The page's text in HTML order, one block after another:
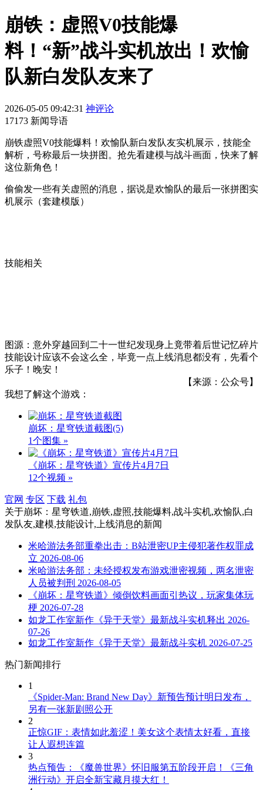
崩铁：虚照V0技能爆
料！“新”战斗实机放出！欢愉
队新白发队友来了
2026-05-05 09:42:31 神评论
17173 新闻导语
崩铁虚照V0技能爆料！欢愉队新白发队友实机展示，技能全
解析，号称最后一块拼图。抢先看建模与战斗画面，快来了解
这位新角色！
偷偷发一些有关虚照的消息，据说是欢愉队的最后一张拼图实
机展示（套建模版）
技能相关
图源：意外穿越回到二十一世纪发现身上竟带着后世记忆碎片
技能设计应该不会这么全，毕竟一点上线消息都没有，先看个
乐子！晚安！
【来源：公众号】
我想了解这个游戏：
崩坏：星穹铁道截图(5)
1个图集 »
《崩坏：星穹铁道》宣传片4月7日
12个视频 »
官网 专区 下载 礼包
关于崩坏：星穹铁道,崩铁,虚照,技能爆料,战斗实机,欢愉队,白
发队友,建模,技能设计,上线消息的新闻
米哈游法务部重拳出击：B站泄密UP主侵犯著作权罪成
立 2026-08-06
米哈游法务部：未经授权发布游戏泄密视频，两名泄密
人员被判刑 2026-08-05
《崩坏：星穹铁道》倾倒饮料画面引热议，玩家集体玩
梗 2026-07-28
如龙工作室新作《异于天堂》最新战斗实机释出 2026-
07-26
如龙工作室新作《异于天堂》最新战斗实机 2026-07-25
热门新闻排行
1
《Spider-Man: Brand New Day》新预告预计明日发布，
另有一张新剧照公开
2
正惊GIF：表情如此羞涩！美女这个表情太好看，直接
让人遐想连篇
3
热点预告：《魔兽世界》怀旧服第五阶段开启！《三角
洲行动》开启全新宝藏月摸大红！